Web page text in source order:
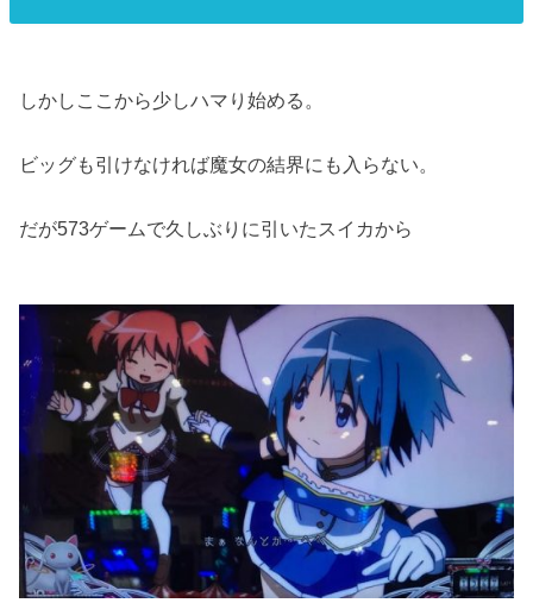
しかしここから少しハマり始める。
ビッグも引けなければ魔女の結界にも入らない。
だが573ゲームで久しぶりに引いたスイカから